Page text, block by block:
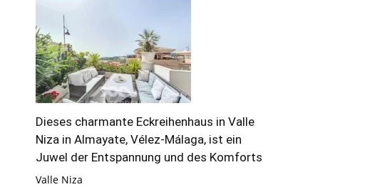
Dieses charmante Eckreihenhaus in Valle
Niza in Almayate, Vélez-Málaga, ist ein
Juwel der Entspannung und des Komforts
Valle Niza